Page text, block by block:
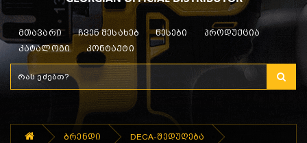
მთავარი ჩვენ შესახებ წესები
პროდუქცია
კატალოგი
კონტაქტი
ბრენდი DECA-შედუღება